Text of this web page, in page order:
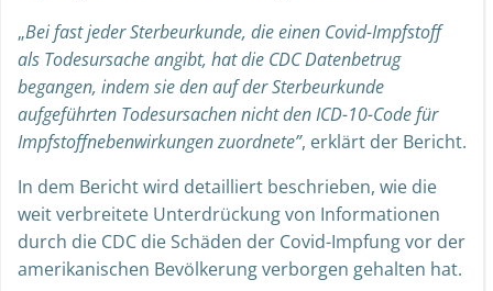
„Bei fast jeder Sterbeurkunde, die einen Covid-Impfstoff
als Todesursache angibt, hat die CDC Datenbetrug
begangen, indem sie den auf der Sterbeurkunde
aufgeführten Todesursachen nicht den ICD-10-Code für
Impfstoffnebenwirkungen zuordnete”, erklärt der Bericht.
In dem Bericht wird detailliert beschrieben, wie die
weit verbreitete Unterdrückung von Informationen
durch die CDC die Schäden der Covid-Impfung vor der
amerikanischen Bevölkerung verborgen gehalten hat.